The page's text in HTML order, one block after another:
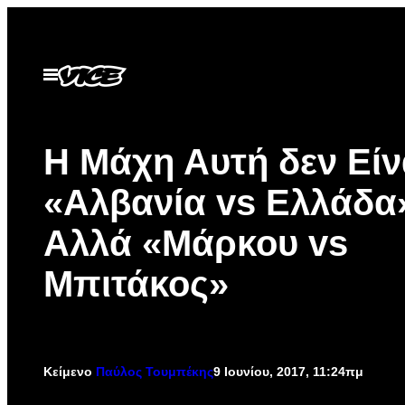
περιεχόμενο
Ανοίξτε
το
Η Μάχη Αυτή δεν
«Αλβανία vs
Αλλά «Μάρκου vs
Μπιτάκος»
Κείμενο Παύλος Τουμπέκης9 Ιουνίου, 2017, 11:24πμ